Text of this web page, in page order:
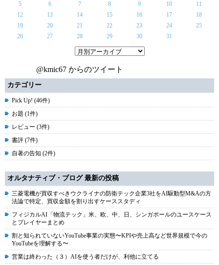
5
6 7 8 9 10
11
12
13 14 15 16 17
18
19
20 21 22 23 24
25
26
27 28 29 30 31
@kmic67 からのツイート
カテゴリー
Pick Up! (46件)
お題 (1件)
レビュー (3件)
書評 (7件)
自著の告知 (2件)
オルタナティブ・ブログ 最新の投稿
三菱電機が買収すべきウクライナの防衛テック企業3社をAI駆動型M&Aの方
法論で特定、買収金額を割り出すケーススタディ
フィジカルAI「物流テック」米、欧、中、日、シンガポールのユースケース
とプレイヤーまとめ
割と知られていないYouTube事業の実態〜KPIや売上高など世界規模で今の
YouTubeを理解する〜
営業は終わった（３）AIを使う者だけが、利他に立てる